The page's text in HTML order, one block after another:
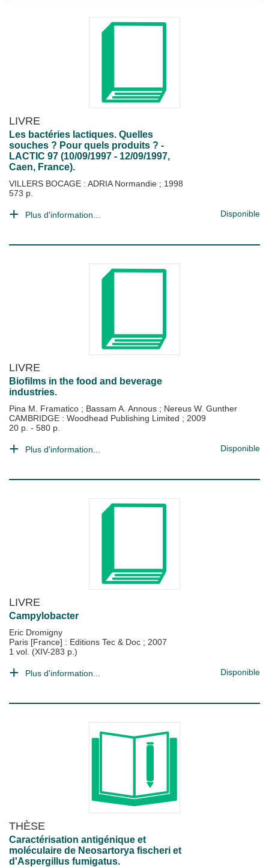
LIVRE
Les bactéries lactiques. Quelles
souches ? Pour quels produits ? -
LACTIC 97 (10/09/1997 - 12/09/1997,
Caen, France).
VILLERS BOCAGE : ADRIA Normandie ; 1998
573 p.
Plus d'information... Disponible
LIVRE
Biofilms in the food and beverage
industries.
Pina M. Framatico ; Bassam A. Annous ; Nereus W. Gunther
CAMBRIDGE : Woodhead Publishing Limited ; 2009
20 p. - 580 p.
Plus d'information... Disponible
LIVRE
Campylobacter
Eric Dromigny
Paris [France] : Editions Tec & Doc ; 2007
1 vol. (XIV-283 p.)
Plus d'information... Disponible
THÈSE
Caractérisation antigénique et
moléculaire de Neosartorya fischeri et
d'Aspergillus fumigatus.